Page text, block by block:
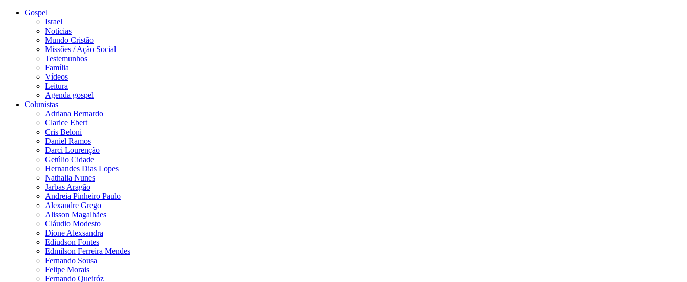
Gospel
Israel
Notícias
Mundo Cristão
Missões / Ação Social
Testemunhos
Família
Vídeos
Leitura
Agenda gospel
Colunistas
Adriana Bernardo
Clarice Ebert
Cris Beloni
Daniel Ramos
Darci Lourenção
Getúlio Cidade
Hernandes Dias Lopes
Nathalia Nunes
Jarbas Aragão
Andreia Pinheiro Paulo
Alexandre Grego
Alisson Magalhães
Cláudio Modesto
Dione Alexsandra
Ediudson Fontes
Edmilson Ferreira Mendes
Fernando Sousa
Felipe Morais
Fernando Queiróz